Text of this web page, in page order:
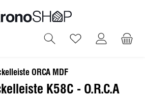
Du hast 0
ORCA MDF
K58C - O.R.C.A